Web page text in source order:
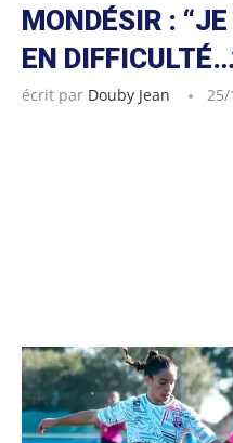
MONDÉSIR :
EN
écrit par Douby Jean 25/